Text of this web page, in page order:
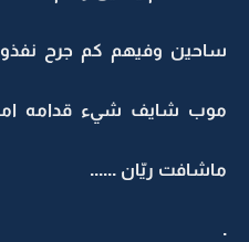
ساحين وفيهم كم جرح
موب شايف شيء قدامه اما
ماشافت ريّان ......
.